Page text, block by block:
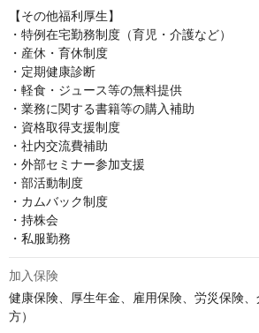
【その他福利厚生】
・特例在宅勤務制度（育児・介護など）
・産休・育休制度
・定期健康診断
・軽食・ジュース等の無料提供
・業務に関する書籍等の購入補助
・資格取得支援制度
・社内交流費補助
・外部セミナー参加支援
・部活動制度
・カムバック制度
・持株会
・私服勤務
加入保険
健康保険、厚生年金、雇用保険、労災保険
方）